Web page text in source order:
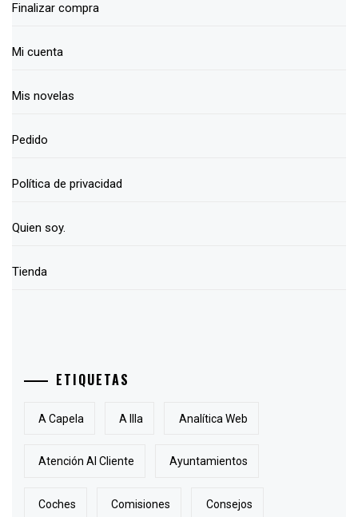
Finalizar compra
Mi cuenta
Mis novelas
Pedido
Política de privacidad
Quien soy.
Tienda
ETIQUETAS
A Capela A Illa Analítica Web
Atención Al Cliente Ayuntamientos
Coches Comisiones Consejos